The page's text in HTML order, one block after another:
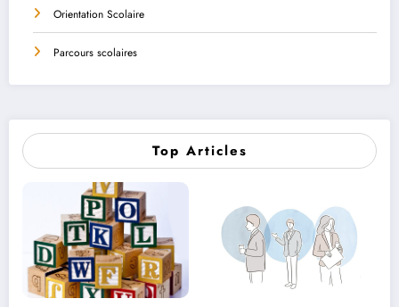
Orientation Scolaire
Parcours scolaires
Top Articles